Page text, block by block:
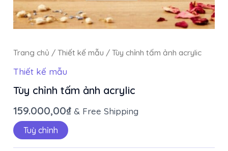
Trang chủ /Thiết kế mẫu / Tùy chỉnh tấm ảnh acrylic
Thiết kế mẫu
Tùy chỉnh tấm ảnh acrylic
159.000,00₫ & Free Shipping
Tuỳ chỉnh